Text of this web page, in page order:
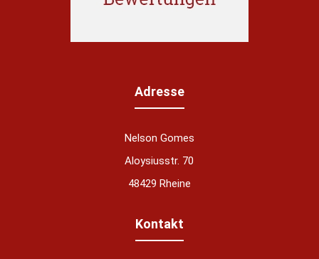
Adresse
Nelson Gomes
Aloysiusstr. 70
48429 Rheine
Kontakt